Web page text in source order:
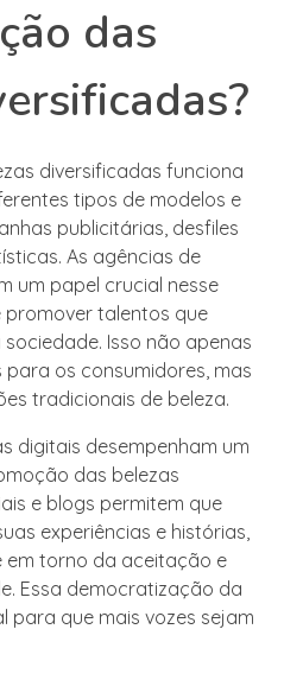
das
diversificadas funciona
tipos de modelos e
publicitárias, desfiles
As agências de
um papel crucial nesse
promover talentos que
Isso não apenas
os consumidores, mas
tradicionais de beleza.
digitais desempenham um
das belezas
e blogs permitem que
experiências e histórias,
em torno da aceitação e
Essa democratização da
para que mais vozes sejam